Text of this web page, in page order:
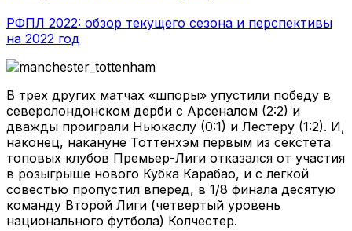
РФПЛ 2022: обзор текущего сезона и перспективы
на 2022 год
В трех других матчах «шпоры» упустили победу в
северолондонском дерби с Арсеналом (2:2) и
дважды проиграли Ньюкаслу (0:1) и Лестеру (1:2). И,
наконец, накануне Тоттенхэм первым из секстета
топовых клубов Премьер-Лиги отказался от участия
в розыгрыше нового Кубка Карабао, и с легкой
совестью пропустил вперед, в 1/8 финала десятую
команду Второй Лиги (четвертый уровень
национального футбола) Колчестер.